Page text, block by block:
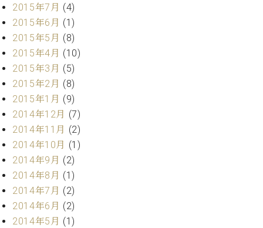
フ
タ
ー
サ
ー
ビ
(調
律)
調
律
師
介
調
律
2015年7月 (4)
2015年6月 (1)
2015年5月 (8)
2015年4月 (10)
2015年3月 (5)
2015年2月 (8)
2015年1月 (9)
2014年12月 (7)
2014年11月 (2)
2014年10月 (1)
2014年9月 (2)
2014年8月 (1)
2014年7月 (2)
2014年6月 (2)
2014年5月 (1)